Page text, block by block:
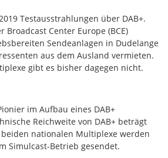
Testausstrahlungen über DAB+.
Broadcast Center Europe (BCE)
Sendeanlagen in Dudelange
aus dem Ausland vermieten.
gibt es bisher dagegen nicht.
im Aufbau eines DAB+
Reichweite von DAB+ beträgt
nationalen Multiplexe werden
Simulcast-Betrieb gesendet.